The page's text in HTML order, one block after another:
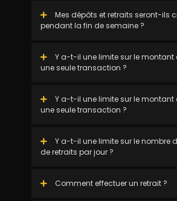
Mes dépôts et retraits seront-ils
pendant la fin de semaine ?
Y a-t-il une limite sur le montant
une seule transaction ?
Y a-t-il une limite sur le montant
une seule transaction ?
Y a-t-il une limite sur le nombre
de retraits par jour ?
Comment effectuer un retrait ?